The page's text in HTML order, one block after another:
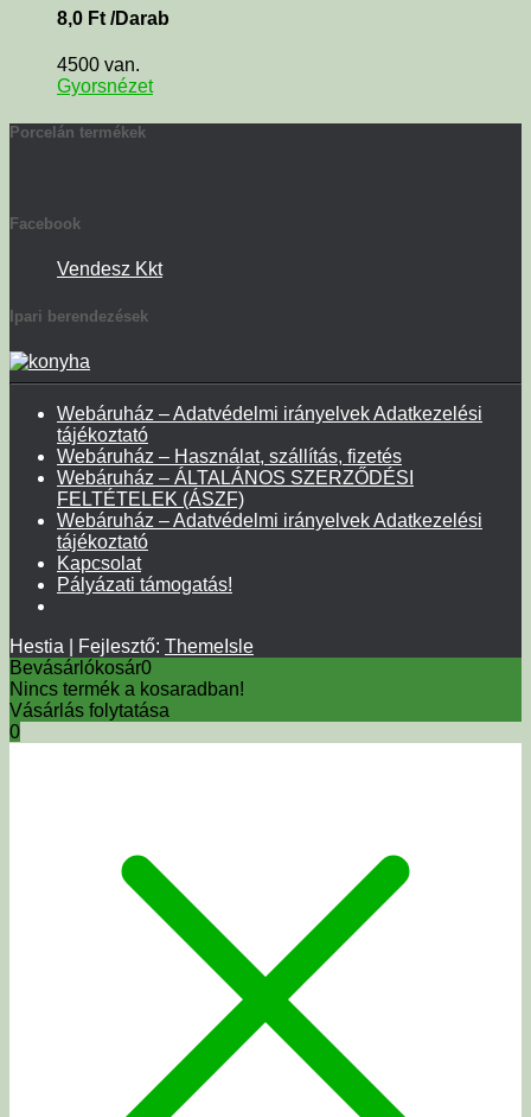
8,0 Ft /Darab
4500 van.
Gyorsnézet
Porcelán termékek
Facebook
Vendesz Kkt
Ipari berendezések
Webáruház – Adatvédelmi irányelvek Adatkezelési
tájékoztató
Webáruház – Használat, szállítás, fizetés
Webáruház – ÁLTALÁNOS SZERZŐDÉSI
FELTÉTELEK (ÁSZF)
Webáruház – Adatvédelmi irányelvek Adatkezelési
tájékoztató
Kapcsolat
Pályázati támogatás!
Hestia | Fejlesztő: ThemeIsle
Bevásárlókosár0
Nincs termék a kosaradban!
Vásárlás folytatása
0